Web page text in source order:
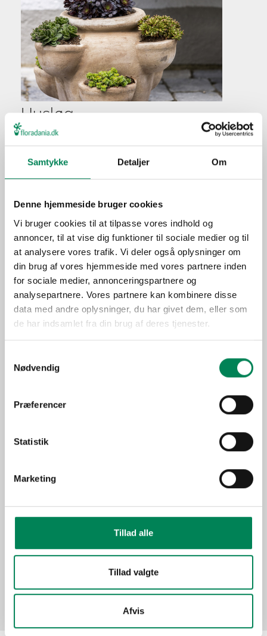
Samtykke Detaljer Om
Denne hjemmeside bruger cookies
Vi bruger cookies til at tilpasse vores indhold og
annoncer, til at vise dig funktioner til sociale medier og til
at analysere vores trafik. Vi deler også oplysninger om
din brug af vores hjemmeside med vores partnere inden
for sociale medier, annonceringspartnere og
analysepartnere. Vores partnere kan kombinere disse
data med andre oplysninger, du har givet dem, eller som
de har indsamlet fra din brug af deres tjenester.
Nødvendig
Præferencer
Statistik
Marketing
Tillad alle
Tillad valgte
Afvis
Husløg
Plantefakta
Familie
Crassulaceae
Navn
hybrid
Populærnavn Husløg
Vanding
Hold pottejorden jævnt
fugtig.
Gødning
Ca. hver fjerde vanding i
vækstperioden.
Placering
Ude
Lysbehov
Trives bedst i direkte sol.
Oprindelse
Anvendelse
Flerårig plante (træ, busk
Sæson